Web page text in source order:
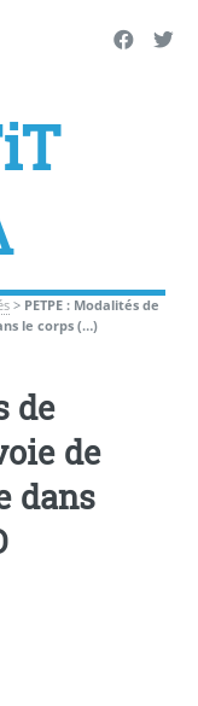
> PETPE : Modalités de
le corps (…)
de
de
dans